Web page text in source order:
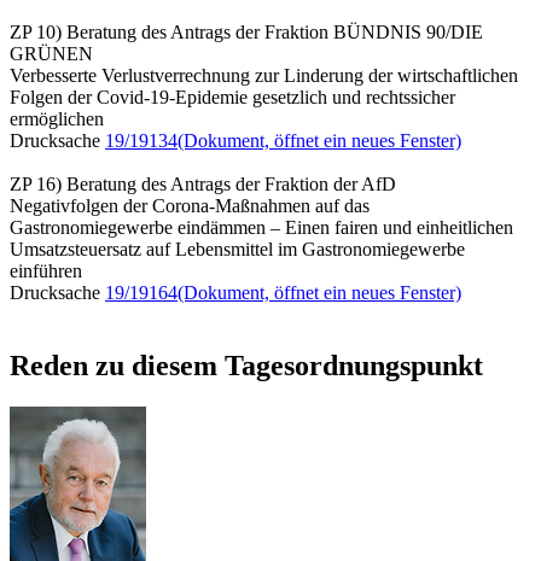
ZP 10) Beratung des Antrags der Fraktion BÜNDNIS 90/DIE
GRÜNEN
Verbesserte Verlustverrechnung zur Linderung der wirtschaftlichen
Folgen der Covid-19-Epidemie gesetzlich und rechtssicher
ermöglichen
Drucksache 19/19134(Dokument, öffnet ein neues Fenster)
ZP 16) Beratung des Antrags der Fraktion der AfD
Negativfolgen der Corona-Maßnahmen auf das
Gastronomiegewerbe eindämmen – Einen fairen und einheitlichen
Umsatzsteuersatz auf Lebensmittel im Gastronomiegewerbe
einführen
Drucksache 19/19164(Dokument, öffnet ein neues Fenster)
Reden zu diesem Tagesordnungspunkt